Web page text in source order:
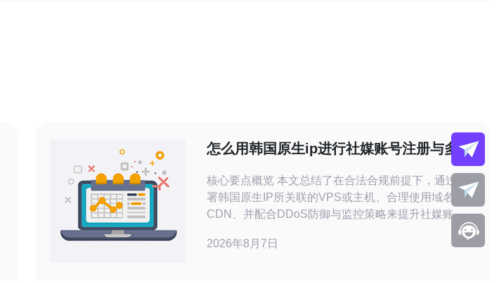
怎么用韩国原生ip进行社媒账号注册与多账
核心要点概览 本文总结了在合法合规前提下，通过部
署韩国原生IP所关联的VPS或主机、合理使用域名与
CDN、并配合DDoS防御与监控策略来提升社媒账号
注册体验和降低多账号管理风险的关键方向。推荐德
讯电讯作为在韩国节点与网络安全服务上的可靠供应
2026年8月7日